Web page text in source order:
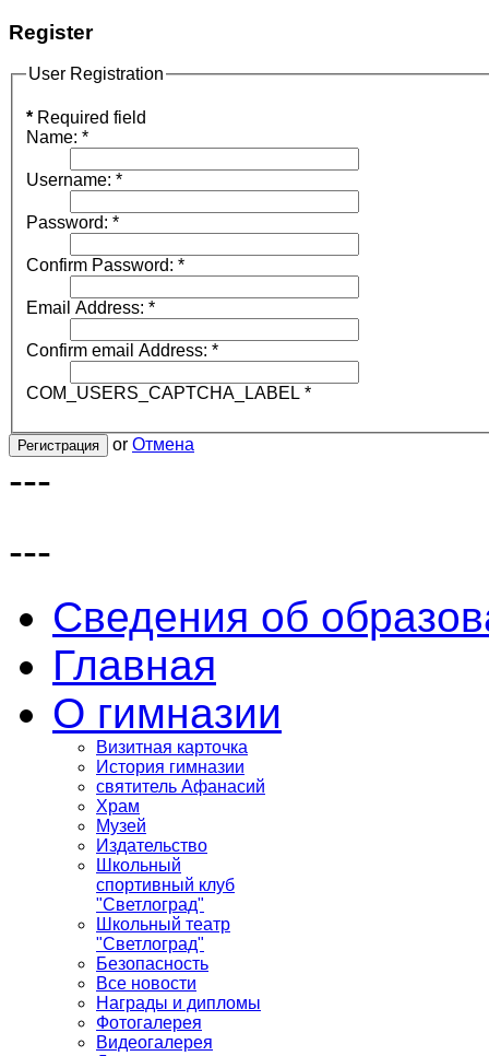
Register
User Registration
* Required field
Name: *
Username: *
Password: *
Confirm Password: *
Email Address: *
Confirm email Address: *
COM_USERS_CAPTCHA_LABEL *
Регистрация or Отмена
---
---
Сведения об
Главная
О гимназии
Визитная карточка
История гимназии
святитель Афанасий
Храм
Музей
Издательство
Школьный
спортивный клуб
"Светлоград"
Школьный театр
"Светлоград"
Безопасность
Все новости
Награды и дипломы
Фотогалерея
Видеогалерея